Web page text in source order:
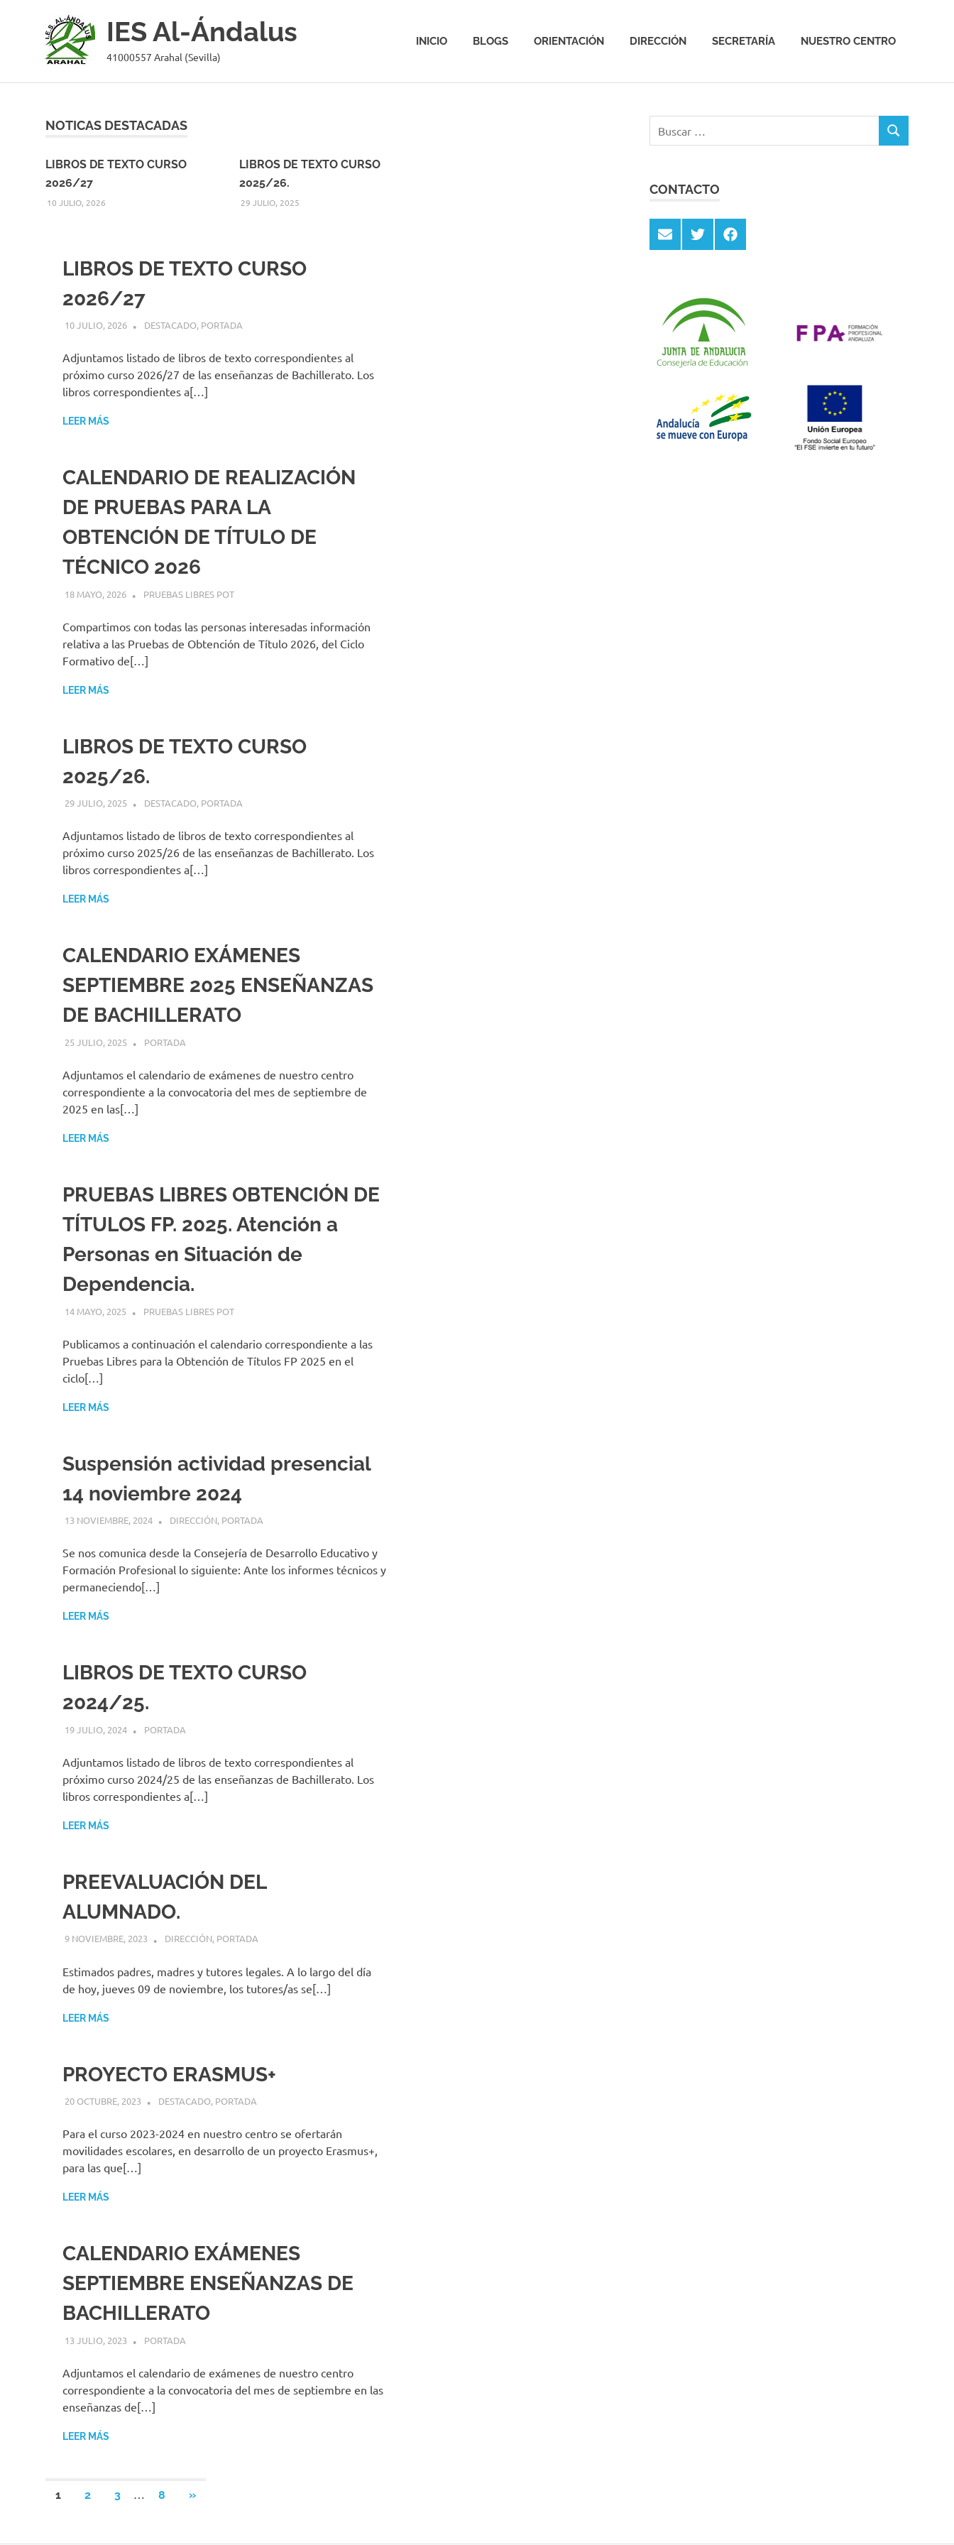
contenido
IES Al-Ándalus
41000557 Arahal (Sevilla)
INICIO BLOGS ORIENTACIÓN DIRECCIÓN SECRETARÍA NUESTRO CENTRO
NOTICAS DESTACADAS
LIBROS DE TEXTO CURSO
2026/27
10 JULIO, 2026
LIBROS DE TEXTO CURSO
2025/26.
29 JULIO, 2025
LIBROS DE TEXTO CURSO
2026/27
10 JULIO, 2026 MIGUEL RUÍZ
DESTACADO, PORTADA
Adjuntamos listado de libros de texto correspondientes al
próximo curso 2026/27 de las enseñanzas de Bachillerato. Los
libros correspondientes a[…]
LEER MÁS
CALENDARIO DE REALIZACIÓN
DE PRUEBAS PARA LA
OBTENCIÓN DE TÍTULO DE
TÉCNICO 2026
18 MAYO, 2026 MIGUEL RUÍZ
PRUEBAS LIBRES POT
Compartimos con todas las personas interesadas información
relativa a las Pruebas de Obtención de Título 2026, del Ciclo
Formativo de[…]
LEER MÁS
LIBROS DE TEXTO CURSO
2025/26.
29 JULIO, 2025 MIGUEL RUÍZ
DESTACADO, PORTADA
Adjuntamos listado de libros de texto correspondientes al
próximo curso 2025/26 de las enseñanzas de Bachillerato. Los
libros correspondientes a[…]
LEER MÁS
CALENDARIO EXÁMENES
SEPTIEMBRE 2025 ENSEÑANZAS
DE BACHILLERATO
25 JULIO, 2025 MIGUEL RUÍZ
PORTADA
Adjuntamos el calendario de exámenes de nuestro centro
correspondiente a la convocatoria del mes de septiembre de
2025 en las[…]
LEER MÁS
PRUEBAS LIBRES OBTENCIÓN DE
TÍTULOS FP. 2025. Atención a
Personas en Situación de
Dependencia.
14 MAYO, 2025 MIGUEL RUÍZ
PRUEBAS LIBRES POT
Publicamos a continuación el calendario correspondiente a las
Pruebas Libres para la Obtención de Títulos FP 2025 en el
ciclo[…]
LEER MÁS
Suspensión actividad presencial
14 noviembre 2024
13 NOVIEMBRE, 2024 MIGUEL RUÍZ
DIRECCIÓN, PORTADA
Se nos comunica desde la Consejería de Desarrollo Educativo y
Formación Profesional lo siguiente: Ante los informes técnicos y
permaneciendo[…]
LEER MÁS
LIBROS DE TEXTO CURSO
2024/25.
19 JULIO, 2024 MIGUEL RUÍZ
PORTADA
Adjuntamos listado de libros de texto correspondientes al
próximo curso 2024/25 de las enseñanzas de Bachillerato. Los
libros correspondientes a[…]
LEER MÁS
PREEVALUACIÓN DEL
ALUMNADO.
9 NOVIEMBRE, 2023 MIGUEL RUÍZ
DIRECCIÓN, PORTADA
Estimados padres, madres y tutores legales. A lo largo del día
de hoy, jueves 09 de noviembre, los tutores/as se[…]
LEER MÁS
PROYECTO ERASMUS+
20 OCTUBRE, 2023 MIGUEL RUÍZ
DESTACADO, PORTADA
Para el curso 2023-2024 en nuestro centro se ofertarán
movilidades escolares, en desarrollo de un proyecto Erasmus+,
para las que[…]
LEER MÁS
CALENDARIO EXÁMENES
SEPTIEMBRE ENSEÑANZAS DE
BACHILLERATO
13 JULIO, 2023 MIGUEL RUÍZ
PORTADA
Adjuntamos el calendario de exámenes de nuestro centro
correspondiente a la convocatoria del mes de septiembre en las
enseñanzas de[…]
LEER MÁS
Paginación
1 2 3 8
SIGUIENTES
»
BUSCAR
CONTACTO
Email TwitterFacebook